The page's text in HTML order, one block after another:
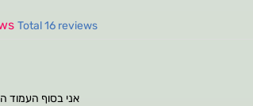
Total 16 reviews
אני בסוף העמוד